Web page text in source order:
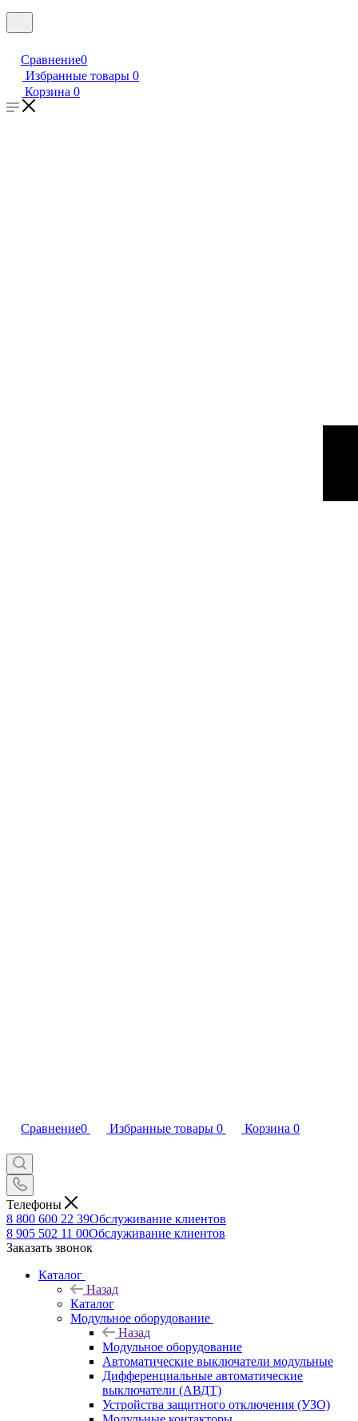
Сравнение0
Избранные товары 0
Корзина 0
Сравнение0 Избранные товары 0 Корзина 0
Телефоны
8 800 600 22 39Обслуживание клиентов
8 905 502 11 00Обслуживание клиентов
Заказать звонок
Каталог
Назад
Каталог
Модульное оборудование
Назад
Модульное оборудование
Автоматические выключатели модульные
Дифференциальные автоматические
выключатели (АВДТ)
Устройства защитного отключения (УЗО)